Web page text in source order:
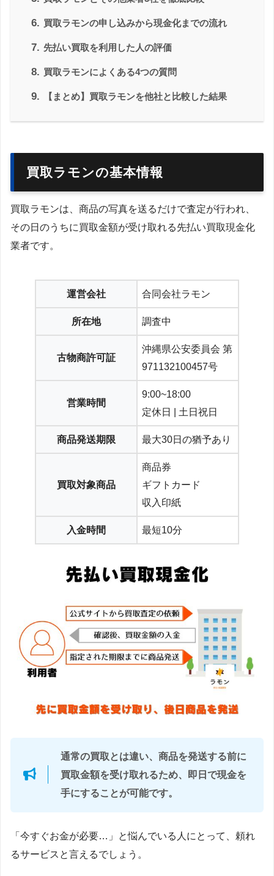
6. 買取ラモンの申し込みから現金化までの流れ
7. 先払い買取を利用した人の評価
8. 買取ラモンによくある4つの質問
9. 【まとめ】買取ラモンを他社と比較した結果
買取ラモンの基本情報
買取ラモンは、商品の写真を送るだけで査定が行われ、
その日のうちに買取金額が受け取れる先払い買取現金化
業者です。
運営会社 合同会社ラモン
所在地 調査中
古物商許可証
沖縄県公安委員会 第
971132100457号
営業時間
9:00~18:00
定休日 | 土日祝日
商品発送期限 最大30日の猶予あり
買取対象商品
商品券
ギフトカード
収入印紙
入金時間 最短10分
通常の買取とは違い、 商品を発送する前に
買取金額を受け取れるため、即日で現金を
手にすることが可能です。
「今すぐお金が必要…」と悩んでいる人にとって、頼れ
るサービスと言えるでしょう。